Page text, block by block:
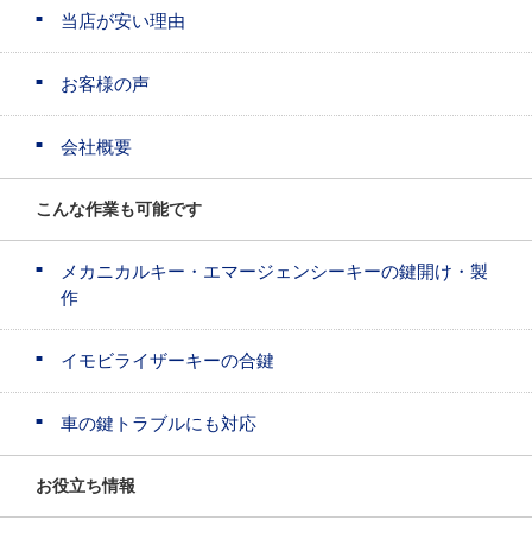
当店が安い理由
お客様の声
会社概要
こんな作業も可能です
メカニカルキー・エマージェンシーキーの鍵開け・製
作
イモビライザーキーの合鍵
車の鍵トラブルにも対応
お役立ち情報